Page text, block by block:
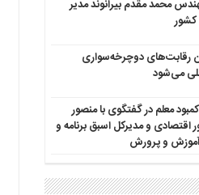
محمد مقدم بیرانوند مدیر
کشور
رقابت‌های دوچرخه‌سواری
می‌شود
معلم در گفتگوی با منصور
اقتصادی و مدیرکل اسبق برنامه و
و پرورش